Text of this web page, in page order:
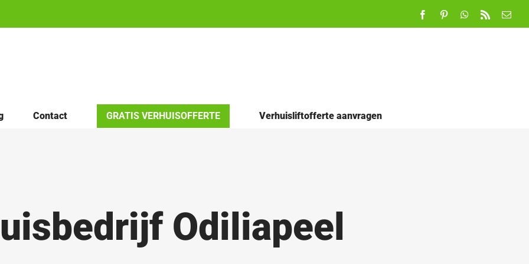
FacebookPinterestWhatsApp
Rss
E-
Contact GRATIS VERHUISOFFERTE Verhuisliftofferte aanvragen
Odiliapeel